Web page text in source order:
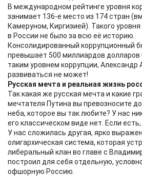
В международном рейтинге уровня
занимает 136-е место из 174 стран
Камеруном, Киргизией). Такого
в России не было за всю её историю.
Консолидированный коррупционный
превышает 500 миллиардов долларов
таким уровнем коррупции, Александр
развиваться не может!
Русская мечта и реальная жизнь
Так какая же русская мечта и какие
мечтателя Путина вы превозносите
неба, которое вы так любите? У нас
его классическом виде нет. Если
У нас сложилась другая, ярко
олигархическая система, которая
либеральный клан во главе с
построил для себя отдельную,
офшорную Россию.